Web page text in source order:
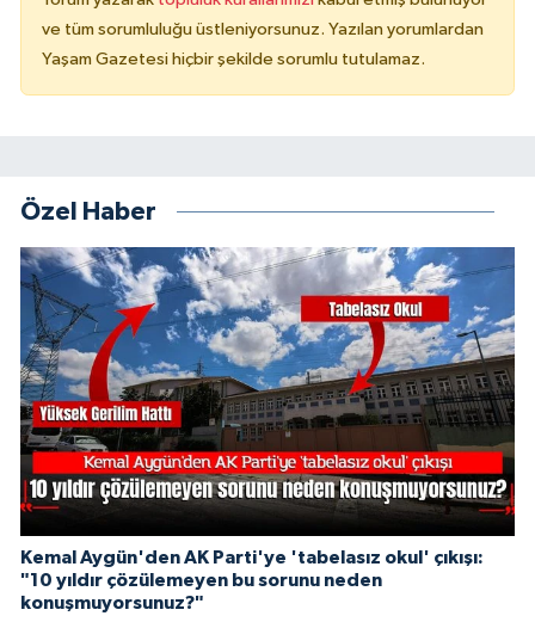
ve tüm sorumluluğu üstleniyorsunuz. Yazılan yorumlardan
Yaşam Gazetesi hiçbir şekilde sorumlu tutulamaz.
Özel Haber
Kemal Aygün'den AK Parti'ye 'tabelasız okul' çıkışı:
"10 yıldır çözülemeyen bu sorunu neden
konuşmuyorsunuz?"